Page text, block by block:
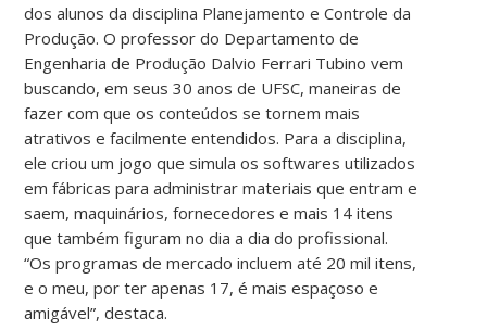
dos alunos da disciplina Planejamento e Controle da
Produção. O professor do Departamento de
Engenharia de Produção Dalvio Ferrari Tubino vem
buscando, em seus 30 anos de UFSC, maneiras de
fazer com que os conteúdos se tornem mais
atrativos e facilmente entendidos. Para a disciplina,
ele criou um jogo que simula os softwares utilizados
em fábricas para administrar materiais que entram e
saem, maquinários, fornecedores e mais 14 itens
que também figuram no dia a dia do profissional.
“Os programas de mercado incluem até 20 mil itens,
e o meu, por ter apenas 17, é mais espaçoso e
amigável”, destaca.